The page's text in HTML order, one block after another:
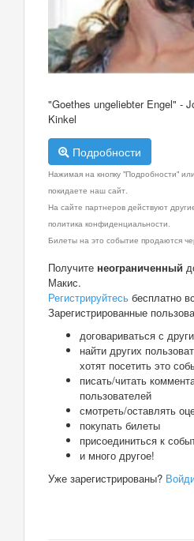
"Goethes ungeliebter Engel" -
Kinkel
Подробности
Нажимая на кнопку "Подробности"
покидаете наш сайт.
На сайте партнеров действуют
политика конфиденциальности.
Билеты на это событие продаются
Получите неограниченный
Макис.
Регистрируйтесь бесплатно
Зарегистрированные
договариваться с
найти других
хотят посетить это
писать/читать
пользователей
смотреть/оставлять
покупать билеты
присоединиться к
и много другое!
Уже зарегистрированы?